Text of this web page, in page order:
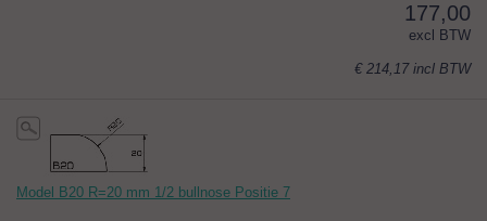
177,00
excl BTW
€ 214,17 incl BTW
Model B20 R=20 mm 1/2 bullnose Positie 7